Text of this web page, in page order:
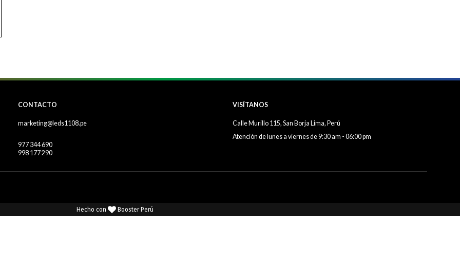
CONTACTO
marketing@leds1108.pe
977 344 690
998 177 290
VISÍTANOS
Calle Murillo 115, San Borja Lima, Perú
Atención de lunes a viernes de 9:30 am - 06:00 pm
Hecho con Booster Perú